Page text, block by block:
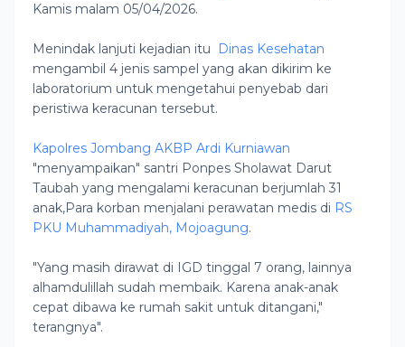
Kamis malam 05/04/2026.
Menindak lanjuti kejadian itu
Dinas Kesehatan
mengambil 4 jenis sampel yang akan dikirim ke
laboratorium untuk mengetahui penyebab dari
peristiwa keracunan tersebut.
Kapolres Jombang AKBP Ardi Kurniawan
"menyampaikan" santri Ponpes Sholawat Darut
Taubah yang mengalami keracunan berjumlah 31
anak,Para korban menjalani perawatan medis di RS
PKU Muhammadiyah, Mojoagung.
"Yang masih dirawat di IGD tinggal 7 orang, lainnya
alhamdulillah sudah membaik. Karena anak-anak
cepat dibawa ke rumah sakit untuk ditangani,"
terangnya".